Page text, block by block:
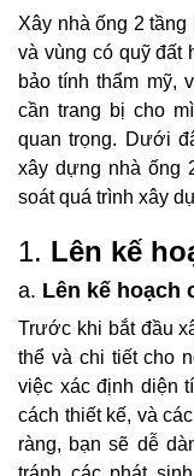
Xây nhà ống 2
và vùng có quỹ đất
bảo tính thẩm mỹ,
cần trang bị cho
quan trọng. Dưới
xây dựng nhà ống
soát quá trình xây
1. Lên kế
a. Lên kế hoạch
Trước khi bắt đầu
thể và chi tiết cho
việc xác định diện
cách thiết kế, và
ràng, bạn sẽ dễ